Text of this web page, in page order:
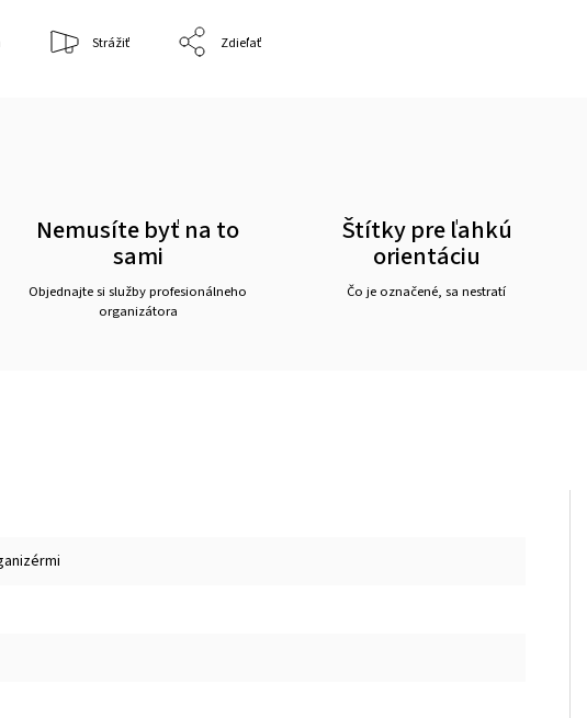
Strážiť Zdieľať
Nemusíte byť na to
sami
Objednajte si služby profesionálneho
organizátora
Štítky pre ľahkú
orientáciu
Čo je označené, sa nestratí